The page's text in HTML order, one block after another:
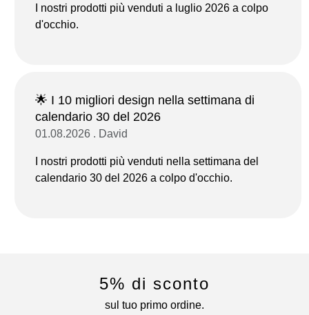
I nostri prodotti più venduti a luglio 2026 a colpo
d'occhio.
🌟 I 10 migliori design nella settimana di
calendario 30 del 2026
01.08.2026 . David
I nostri prodotti più venduti nella settimana del
calendario 30 del 2026 a colpo d'occhio.
5% di sconto
sul tuo primo ordine.